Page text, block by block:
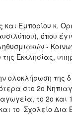
Εμπορίου κ.
όπου
-
Εκκλησίας,
της
στο 2ο
το 2ο και
το Σχολείο Δια